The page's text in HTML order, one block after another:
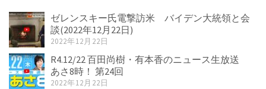
ゼレンスキー氏電撃訪米 バイデン大統領と会
談(2022年12月22日)
2022年12月22日
R4.12/22 百田尚樹・有本香のニュース生放送
あさ8時！ 第24回
2022年12月22日